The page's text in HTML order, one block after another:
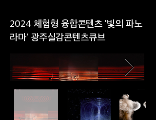
2024 체험형 융합콘텐츠 '빛의 파노
라마' 광주실감콘텐츠큐브